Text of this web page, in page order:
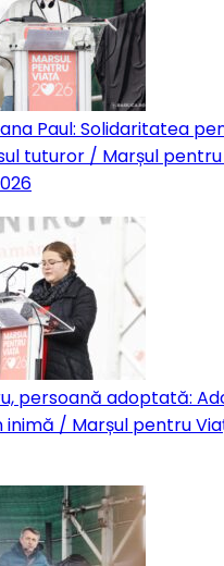
Paul: Solidaritatea
tuturor / Marșul
persoană adoptată:
inimă / Marșul pentru